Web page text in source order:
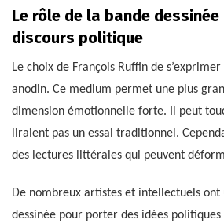
Le rôle de la bande
discours politique
Le choix de François Ruffin de s’exprimer
anodin. Ce medium permet une plus
dimension émotionnelle forte. Il peut
liraient pas un essai traditionnel.
des lectures littérales qui peuvent
De nombreux artistes et intellectuels ont
dessinée pour porter des idées politiques